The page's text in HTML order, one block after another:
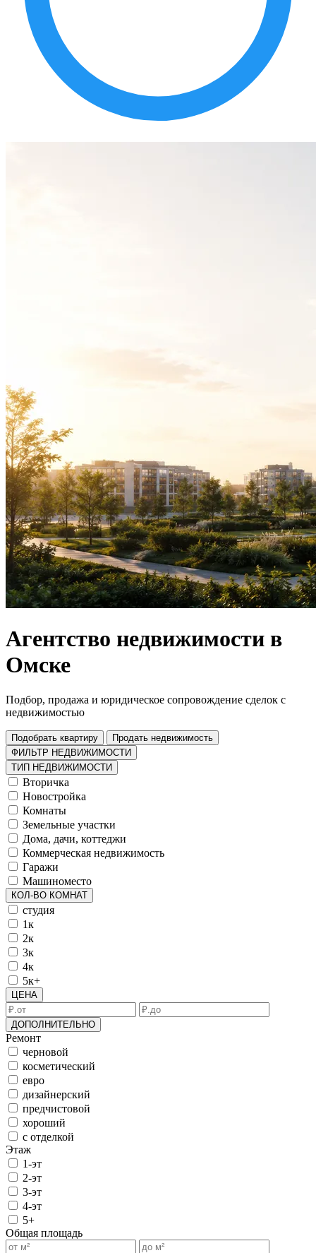
Агентство недвижимости в
Омске
Подбор, продажа и юридическое сопровождение сделок с
недвижимостью
Подобрать квартиру
Продать недвижимость
ФИЛЬТР НЕДВИЖИМОСТИ
ТИП НЕДВИЖИМОСТИ
Вторичка
Новостройка
Комнаты
Земельные участки
Дома, дачи, коттеджи
Коммерческая недвижимость
Гаражи
Машиноместо
КОЛ-ВО КОМНАТ
студия
1к
2к
3к
4к
5к+
ЦЕНА
ДОПОЛНИТЕЛЬНО
Ремонт
черновой
косметический
евро
дизайнерский
предчистовой
хороший
с отделкой
Этаж
1-эт
2-эт
3-эт
4-эт
5+
Общая площадь